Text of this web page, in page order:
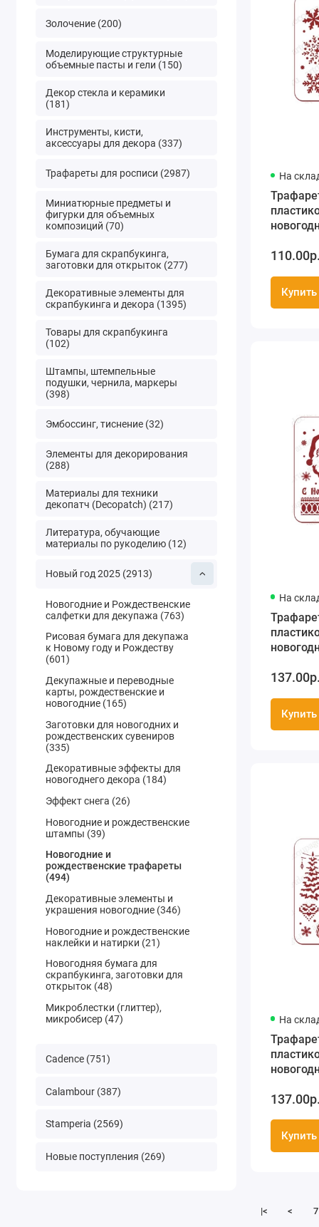
Золочение (200)
Моделирующие структурные
объемные пасты и гели (150)
Декор стекла и керамики
(181)
Инструменты, кисти,
аксессуары для декора (337)
Трафареты для росписи (2987)
Миниатюрные предметы и
фигурки для объемных
композиций (70)
Бумага для скрапбукинга,
заготовки для открыток (277)
Декоративные элементы для
скрапбукинга и декора (1395)
Товары для скрапбукинга
(102)
Штампы, штемпельные
подушки, чернила, маркеры
(398)
Эмбоссинг, тиснение (32)
Элементы для декорирования
(288)
Материалы для техники
декопатч (Decopatch) (217)
Литература, обучающие
материалы по рукоделию (12)
Новый год 2025 (2913)
Новогодние и Рождественские
салфетки для декупажа (763)
Рисовая бумага для декупажа
к Новому году и Рождеству
(601)
Декупажные и переводные
карты, рождественские и
новогодние (165)
Заготовки для новогодних и
рождественских сувениров
(335)
Декоративные эффекты для
новогоднего декора (184)
Эффект снега (26)
Новогодние и рождественские
штампы (39)
Новогодние и
рождественские трафареты
(494)
Декоративные элементы и
украшения новогодние (346)
Новогодние и рождественские
наклейки и натирки (21)
Новогодняя бумага для
скрапбукинга, заготовки для
открыток (48)
Микроблестки (глиттер),
микробисер (47)
Cadence (751)
Calambour (387)
Stamperia (2569)
Новые поступления (269)
На
см,
110.00р.
Купить
На
см,
137.00р.
Купить
На
ель",
137.00р.
Купить
|< < 7